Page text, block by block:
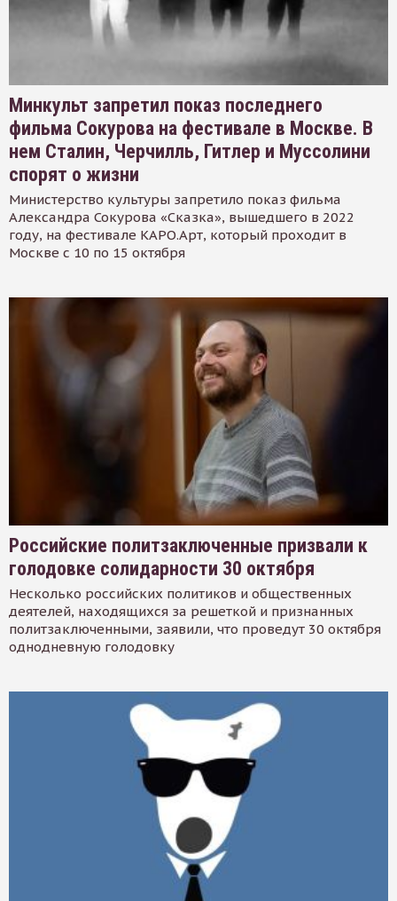
Минкульт запретил показ последнего
фильма Сокурова на фестивале в Москве. В
нем Сталин, Черчилль, Гитлер и Муссолини
спорят о жизни
Министерство культуры запретило показ фильма
Александра Сокурова «Сказка», вышедшего в 2022
году, на фестивале КАРО.Арт, который проходит в
Москве с 10 по 15 октября
Российские политзаключенные призвали к
голодовке солидарности 30 октября
Несколько российских политиков и общественных
деятелей, находящихся за решеткой и признанных
политзаключенными, заявили, что проведут 30 октября
однодневную голодовку